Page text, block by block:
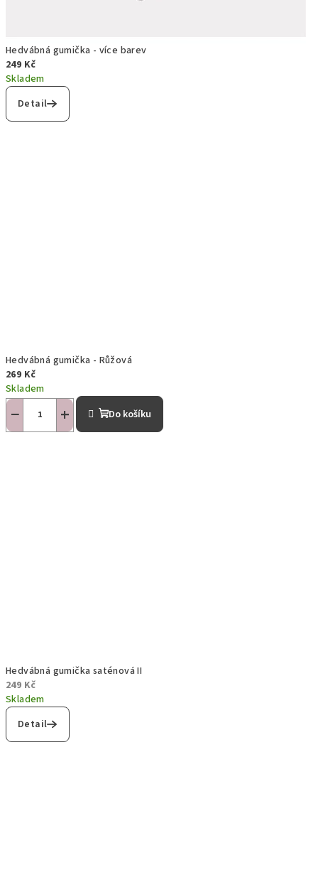
Hedvábná gumička - více barev
249 Kč
Skladem
Detail
Hedvábná gumička - Růžová
269 Kč
Skladem
+
− Do košíku
Hedvábná gumička saténová II
249 Kč
Skladem
Detail